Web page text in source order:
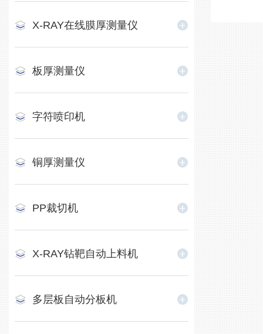
X-RAY在线膜厚测量仪
板厚测量仪
字符喷印机
铜厚测量仪
PP裁切机
X-RAY钻靶自动上料机
多层板自动分板机